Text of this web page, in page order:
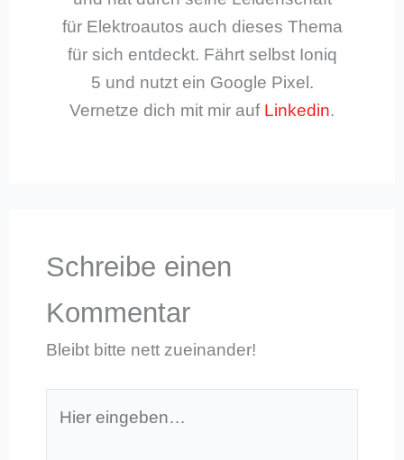
für Elektroautos auch dieses Thema
für sich entdeckt. Fährt selbst Ioniq
5 und nutzt ein Google Pixel.
Vernetze dich mit mir auf Linkedin.
Schreibe einen
Kommentar
Bleibt bitte nett zueinander!
eingeben…